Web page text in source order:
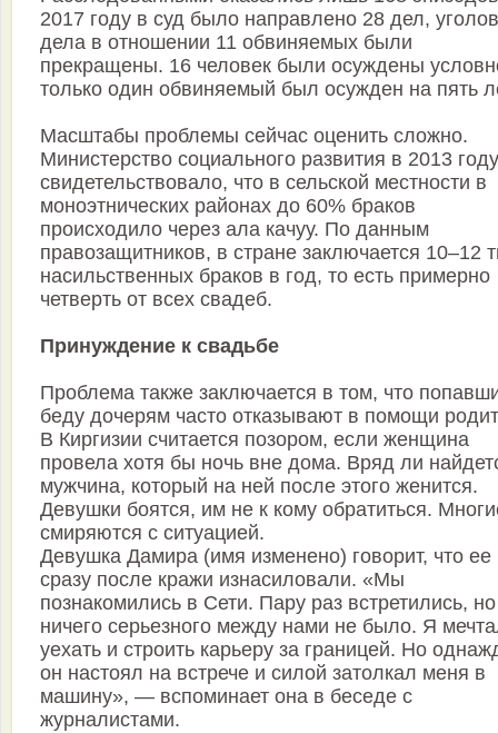
2017 году в суд было направлено 28 дел,
дела в отношении 11 обвиняемых были
прекращены. 16 человек были осуждены
только один обвиняемый был осужден на пять
Масштабы проблемы сейчас оценить сложно.
Министерство социального развития в 2013 году
свидетельствовало, что в сельской местности в
моноэтнических районах до 60% браков
происходило через ала качуу. По данным
правозащитников, в стране заключается 10–12
насильственных браков в год, то есть примерно
четверть от всех свадеб.
Принуждение к свадьбе
Проблема также заключается в том, что
беду дочерям часто отказывают в помощи
В Киргизии считается позором, если женщина
провела хотя бы ночь вне дома. Вряд ли
мужчина, который на ней после этого женится.
Девушки боятся, им не к кому обратиться.
смиряются с ситуацией.
Девушка Дамира (имя изменено) говорит, что ее
сразу после кражи изнасиловали. «Мы
познакомились в Сети. Пару раз встретились, но
ничего серьезного между нами не было. Я
уехать и строить карьеру за границей. Но
он настоял на встрече и силой затолкал меня в
машину», — вспоминает она в беседе с
журналистами.